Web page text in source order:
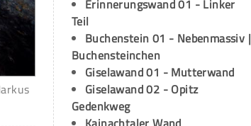
Erinnerungswand 01 - Linker
Teil
Buchenstein 01 - Nebenmassiv |
Buchensteinchen
Giselawand 01 - Mutterwand
Giselawand 02 - Opitz
Gedenkweg